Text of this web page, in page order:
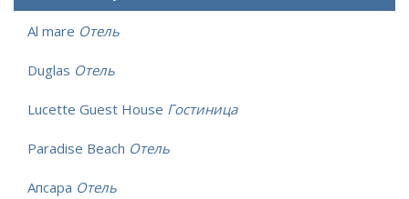
Al mare Отель
Duglas Отель
Lucette Guest House Гостиница
Paradise Beach Отель
Апсара Отель